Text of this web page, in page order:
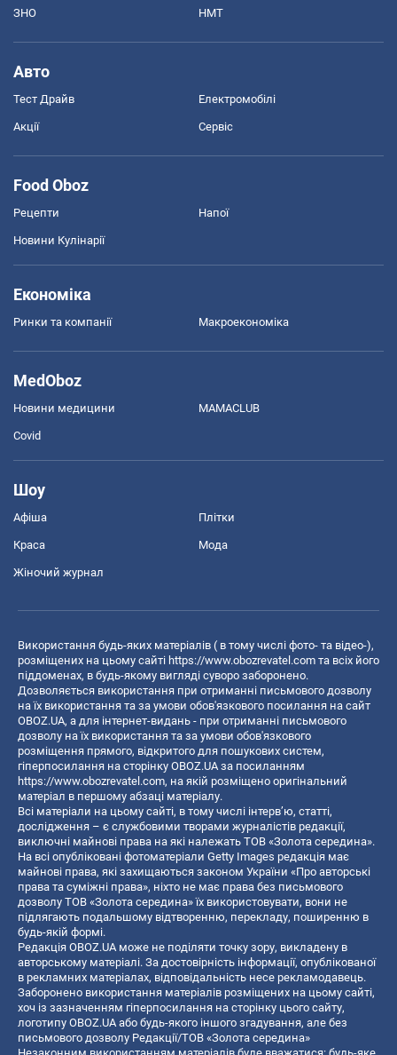
ЗНО НМТ
Авто
Тест Драйв Електромобілі
Акції Сервіс
Food Oboz
Рецепти Напої
Новини Кулінарії
Економіка
Ринки та компанії Макроекономіка
MedOboz
Новини медицини MAMACLUB
Covid
Шоу
Афіша Плітки
Краса Мода
Жіночий журнал
Використання будь-яких матеріалів ( в тому числі фото- та відео-),
розміщених на цьому сайті https://www.obozrevatel.com та всіх його
піддоменах, в будь-якому вигляді суворо заборонено.
Дозволяється використання при отриманні письмового дозволу
на їх використання та за умови обов'язкового посилання на сайт
OBOZ.UA, а для інтернет-видань - при отриманні письмового
дозволу на їх використання та за умови обов'язкового
розміщення прямого, відкритого для пошукових систем,
гіперпосилання на сторінку OBOZ.UA за посиланням
https://www.obozrevatel.com, на якій розміщено оригінальний
матеріал в першому абзаці матеріалу.
Всі матеріали на цьому сайті, в тому числі інтерв’ю, статті,
дослідження – є службовими творами журналістів редакції,
виключні майнові права на які належать ТОВ «Золота середина».
На всі опубліковані фотоматеріали Getty Images редакція має
майнові права, які захищаються законом України «Про авторські
права та суміжні права», ніхто не має права без письмового
дозволу ТОВ «Золота середина» їх використовувати, вони не
підлягають подальшому відтворенню, перекладу, поширенню в
будь-якій формі.
Редакція OBOZ.UA може не поділяти точку зору, викладену в
авторському матеріалі. За достовірність інформації, опублікованої
в рекламних матеріалах, відповідальність несе рекламодавець.
Заборонено використання матеріалів розміщених на цьому сайті,
хоч із зазначенням гіперпосилання на сторінку цього сайту,
логотипу OBOZ.UA або будь-якого іншого згадування, але без
письмового дозволу Редакції/ТОВ «Золота середина»